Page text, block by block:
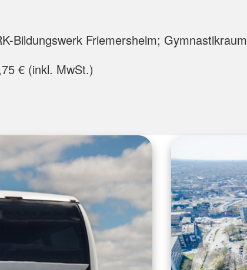
Bildungswerk Friemersheim; Gymnastikraum
€ (inkl. MwSt.)